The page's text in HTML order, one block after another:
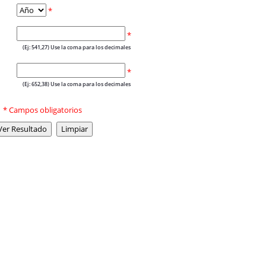
*
*
(Ej: 541,27) Use la coma para los decimales
*
(Ej: 652,38) Use la coma para los decimales
* Campos obligatorios